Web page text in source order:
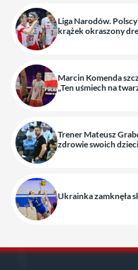
Liga Narodów.
krążek okraszony
Marcin Komenda
„Ten uśmiech na
Trener Mateusz
zdrowie swoich
Ukrainka zamknęła